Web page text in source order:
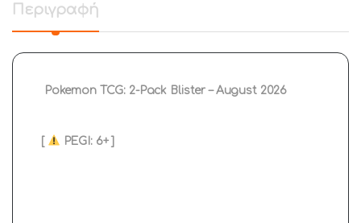
Περιγραφή
Pokemon TCG: 2-Pack Blister – August 2026
[ PEGI: 6+ ]